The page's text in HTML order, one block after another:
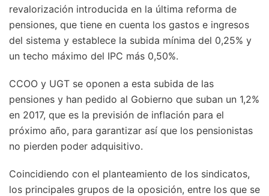
revalorización introducida en la última reforma de
pensiones, que tiene en cuenta los gastos e ingresos
del sistema y establece la subida mínima del 0,25% y
un techo máximo del IPC más 0,50%.
CCOO y UGT se oponen a esta subida de las
pensiones y han pedido al Gobierno que suban un 1,2%
en 2017, que es la previsión de inflación para el
próximo año, para garantizar así que los pensionistas
no pierden poder adquisitivo.
Coincidiendo con el planteamiento de los sindicatos,
los principales grupos de la oposición, entre los que se